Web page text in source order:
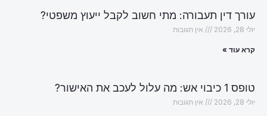
עורך דין תעבורה: מתי חשוב לקבל ייעוץ משפטי?
יולי 28, 2026 אין תגובות
קרא עוד »
טופס 1 כיבוי אש: מה עלול לעכב את האישור?
יולי 28, 2026 אין תגובות